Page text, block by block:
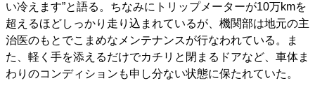
い冷えます”と語る。ちなみにトリップメーターが10万kmを
超えるほどしっかり走り込まれているが、機関部は地元の主
治医のもとでこまめなメンテナンスが行なわれている。ま
た、軽く手を添えるだけでカチリと閉まるドアなど、車体ま
わりのコンディションも申し分ない状態に保たれていた。